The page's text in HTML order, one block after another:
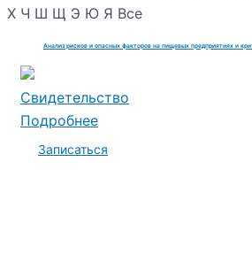
Х Ч Ш Щ Э Ю Я Все
Анализ рисков и опасных факторов на пищевых предприятиях и
Свидетельство
Подробнее
Записаться